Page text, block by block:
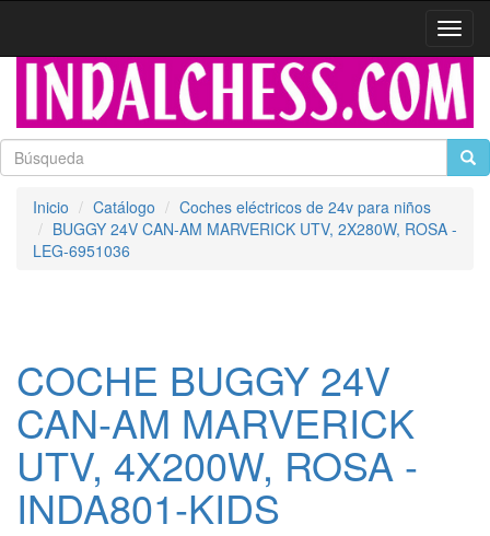
Inicio Catálogo
Coches eléctricos de 24v para niños
BUGGY 24V CAN-AM MARVERICK UTV, 2X280W, ROSA -
LEG-6951036
COCHE BUGGY 24V
CAN-AM MARVERICK
UTV, 4X200W, ROSA -
INDA801-KIDS